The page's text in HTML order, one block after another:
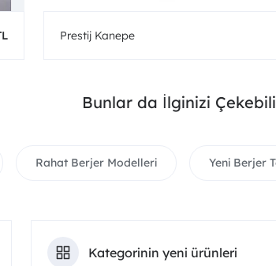
Prestij Kanepe
Bunlar da İlginizi
Rahat Berjer Modelleri Yeni Berjer
Kategorinin yeni ürünleri